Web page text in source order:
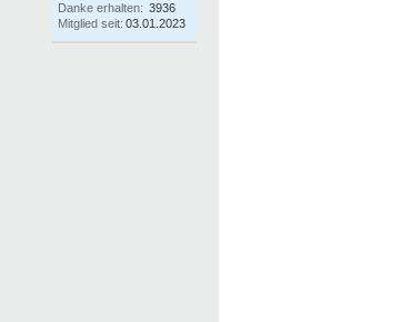
Danke erhalten: 3936
Mitglied seit: 03.01.2023